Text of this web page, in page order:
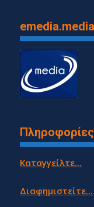
Καταγγείλτε...
Διαφημιστείτε...